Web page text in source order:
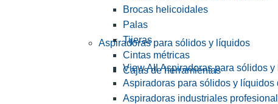
Brocas helicoidales
Palas
Tijeras
Cintas métricas
Cajas de herramientas
Aspiradoras para sólidos y líquidos
View All Aspiradoras para sólidos y
Aspiradoras para sólidos y líquidos
Aspiradoras industriales